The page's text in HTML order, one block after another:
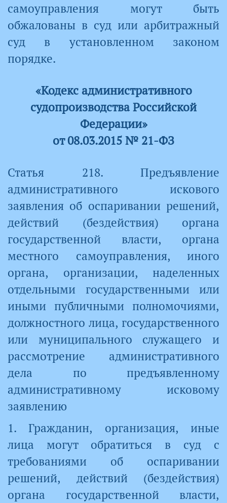
самоуправления могут быть
обжалованы в суд или арбитражный
суд в установленном законом
порядке.
«Кодекс административного
судопроизводства Российской
Федерации»
от 08.03.2015 № 21-ФЗ
Статья 218. Предъявление
административного искового
заявления об оспаривании решений,
действий (бездействия) органа
государственной власти, органа
местного самоуправления, иного
органа, организации, наделенных
отдельными государственными или
иными публичными полномочиями,
должностного лица, государственного
или муниципального служащего и
рассмотрение административного
дела по предъявленному
административному исковому
заявлению
1. Гражданин, организация, иные
лица могут обратиться в суд с
требованиями об оспаривании
решений, действий (бездействия)
органа государственной власти,